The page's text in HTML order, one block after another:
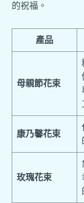
的祝福。
產品
母親節花束
康乃馨花束
玫瑰花束